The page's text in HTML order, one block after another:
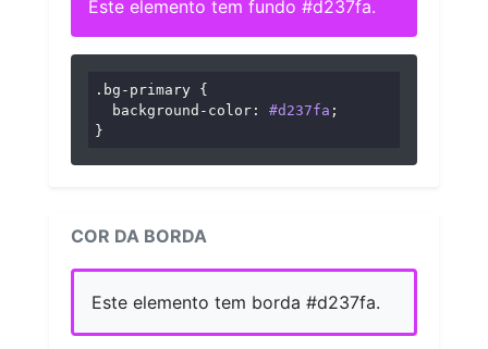
Este elemento tem fundo #d237fa.
.bg-primary {
background-color : #d237fa ;
}
COR DA BORDA
Este elemento tem borda #d237fa.